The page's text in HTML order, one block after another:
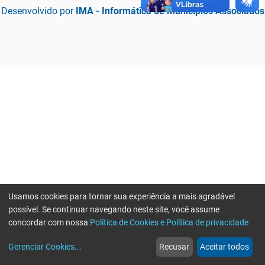
Desenvolvido por IMA - Informática de Municípios Associados
web
Notícias
more_horiz
Mais
Usamos cookies para tornar sua experiência a mais agradável
possível. Se continuar navegando neste site, você assume
concordar com nossa Política de Cookies e Política de privacidade
Gerenciar Cookies... Recusar Aceitar todos
Erro ao enviar informações, por favor tente novamente